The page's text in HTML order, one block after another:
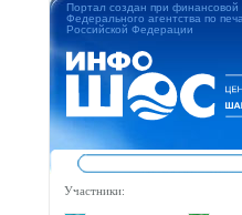
Портал создан при финансовой
Федерального агентства по
Российской Федерации
Участники: